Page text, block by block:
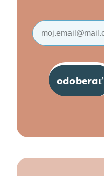
odoberať